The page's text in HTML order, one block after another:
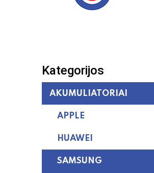
Kategorijos
AKUMULIATORIAI
APPLE
HUAWEI
SAMSUNG